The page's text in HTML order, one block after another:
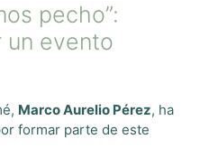
pecho”:
un evento
Marco Aurelio Pérez, ha
formar parte de este